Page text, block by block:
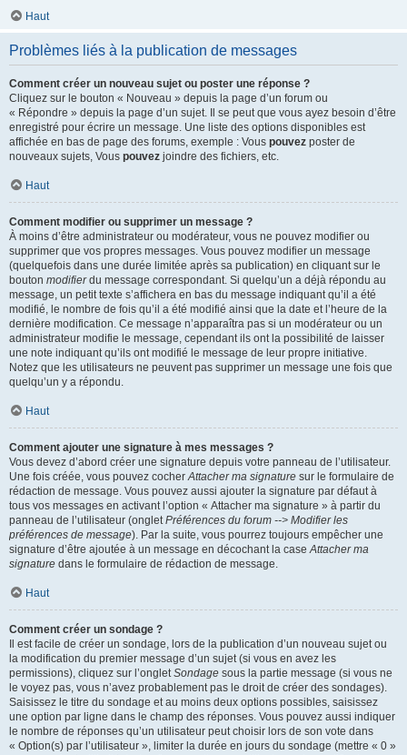
Haut
Problèmes liés à la publication de messages
Comment créer un nouveau sujet ou poster une réponse ?
Cliquez sur le bouton « Nouveau » depuis la page d’un forum ou
« Répondre » depuis la page d’un sujet. Il se peut que vous ayez besoin d’être
enregistré pour écrire un message. Une liste des options disponibles est
affichée en bas de page des forums, exemple : Vous pouvez poster de
nouveaux sujets, Vous pouvez joindre des fichiers, etc.
Haut
Comment modifier ou supprimer un message ?
À moins d’être administrateur ou modérateur, vous ne pouvez modifier ou
supprimer que vos propres messages. Vous pouvez modifier un message
(quelquefois dans une durée limitée après sa publication) en cliquant sur le
bouton modifierdu message correspondant. Si quelqu’un a déjà répondu au
message, un petit texte s’affichera en bas du message indiquant qu’il a été
modifié, le nombre de fois qu’il a été modifié ainsi que la date et l’heure de la
dernière modification. Ce message n’apparaîtra pas si un modérateur ou un
administrateur modifie le message, cependant ils ont la possibilité de laisser
une note indiquant qu’ils ont modifié le message de leur propre initiative.
Notez que les utilisateurs ne peuvent pas supprimer un message une fois que
quelqu’un y a répondu.
Haut
Comment ajouter une signature à mes messages ?
Vous devez d’abord créer une signature depuis votre panneau de l’utilisateur.
Une fois créée, vous pouvez cocherAttacher ma signature sur le formulaire de
rédaction de message. Vous pouvez aussi ajouter la signature par défaut à
tous vos messages en activant l’option « Attacher ma signature » à partir du
panneau de l’utilisateur (ongletPréférences du forum --> Modifier les
préférences de message). Par la suite, vous pourrez toujours empêcher une
signature d’être ajoutée à un message en décochant la caseAttacher ma
signature dans le formulaire de rédaction de message.
Haut
Comment créer un sondage ?
Il est facile de créer un sondage, lors de la publication d’un nouveau sujet ou
la modification du premier message d’un sujet (si vous en avez les
permissions), cliquez sur l’ongletSondage sous la partie message (si vous ne
le voyez pas, vous n’avez probablement pas le droit de créer des sondages).
Saisissez le titre du sondage et au moins deux options possibles, saisissez
une option par ligne dans le champ des réponses. Vous pouvez aussi indiquer
le nombre de réponses qu’un utilisateur peut choisir lors de son vote dans
« Option(s) par l’utilisateur », limiter la durée en jours du sondage (mettre « 0 »